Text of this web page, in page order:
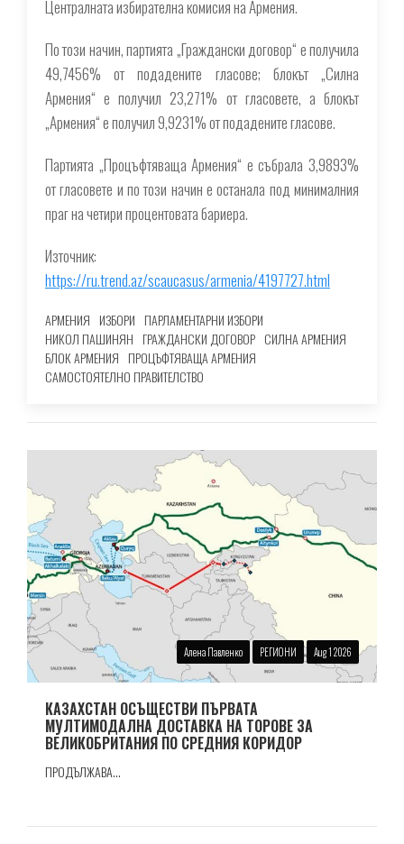
Централната избирателна комисия на Армения.
По този начин, партията „Граждански договор“ е получила
49,7456% от подадените гласове; блокът „Силна
Армения“ е получил 23,271% от гласовете, а блокът
„Армения“ е получил 9,9231% от подадените гласове.
Партията „Процъфтяваща Армения“ е събрала 3,9893%
от гласовете и по този начин е останала под минималния
праг на четири процентовата бариера.
Източник:
https://ru.trend.az/scaucasus/armenia/4197727.html
АРМЕНИЯ ИЗБОРИ ПАРЛАМЕНТАРНИ ИЗБОРИ
НИКОЛ ПАШИНЯН ГРАЖДАНСКИ ДОГОВОР СИЛНА АРМЕНИЯ
БЛОК АРМЕНИЯ ПРОЦЪФТЯВАЩА АРМЕНИЯ
САМОСТОЯТЕЛНО ПРАВИТЕЛСТВО
Алена Павленко РЕГИОНИ Aug 1 2026
КАЗАХСТАН ОСЪЩЕСТВИ ПЪРВАТА
МУЛТИМОДАЛНА ДОСТАВКА НА ТОРОВЕ ЗА
ВЕЛИКОБРИТАНИЯ ПО СРЕДНИЯ КОРИДОР
ПРОДЪЛЖАВА...